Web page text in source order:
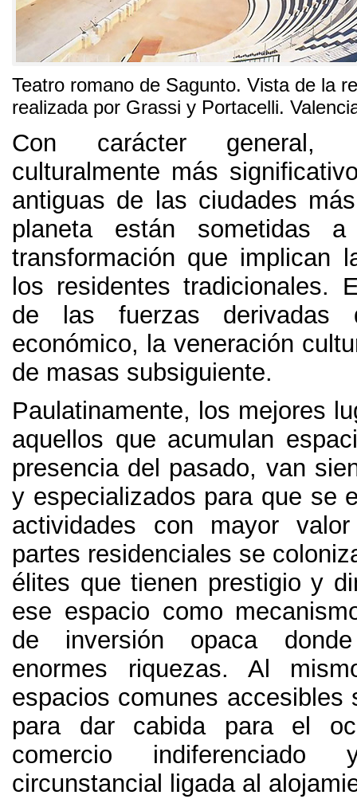
Teatro romano de Sagunto. Vista de la
realizada por Grassi y Portacelli.
Con carácter general,
culturalmente más
antiguas de las ciudades
planeta están sometidas
transformación que implican
los residentes tradicionales.
de las fuerzas derivadas
económico, la veneración
de masas subsiguiente.
Paulatinamente, los mejores
aquellos que acumulan
presencia del pasado, van
y especializados para que se
actividades con mayor valor
partes residenciales se
élites que tienen prestigio y
ese espacio como
de inversión opaca
enormes riquezas. Al
espacios comunes accesibles
para dar cabida para el
comercio
circunstancial ligada al